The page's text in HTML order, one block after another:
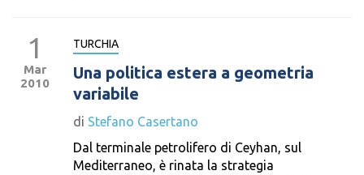
1
Mar
2010
TURCHIA
Una politica estera a geometria
variabile
di Stefano Casertano
Dal terminale petrolifero di Ceyhan, sul
Mediterraneo, è rinata la strategia